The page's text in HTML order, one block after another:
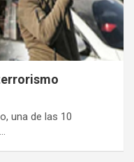
una de las 10